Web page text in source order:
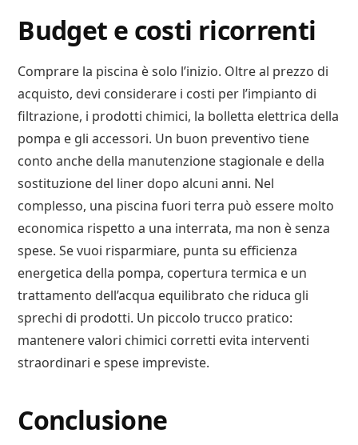
Budget e costi ricorrenti
Comprare la piscina è solo l’inizio. Oltre al prezzo di
acquisto, devi considerare i costi per l’impianto di
filtrazione, i prodotti chimici, la bolletta elettrica della
pompa e gli accessori. Un buon preventivo tiene
conto anche della manutenzione stagionale e della
sostituzione del liner dopo alcuni anni. Nel
complesso, una piscina fuori terra può essere molto
economica rispetto a una interrata, ma non è senza
spese. Se vuoi risparmiare, punta su efficienza
energetica della pompa, copertura termica e un
trattamento dell’acqua equilibrato che riduca gli
sprechi di prodotti. Un piccolo trucco pratico:
mantenere valori chimici corretti evita interventi
straordinari e spese impreviste.
Conclusione